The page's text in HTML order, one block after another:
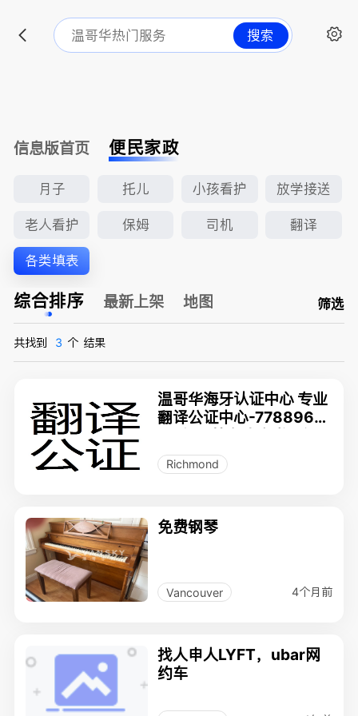
搜索
信息版首页 便民家政
月子 托儿 小孩看护 放学接送
老人看护 保姆 司机 翻译
各类填表
综合排序 最新上架 地图 筛选
共找到 3 个 结果
温哥华海牙认证中心 专业
翻译公证中心-77889671
公证 委托/声明书文书认
证Richmond
免费钢琴
Vancouver 4个月前
找人申人LYFT，ubar网
约车